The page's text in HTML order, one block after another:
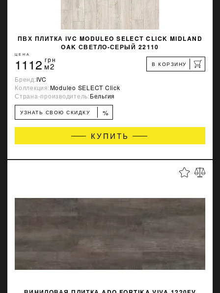
ПВХ ПЛИТКА IVC MODULEO SELECT CLICK MIDLAND
OAK СВЕТЛО-СЕРЫЙ 22110
ЦЕНА
1112 грн
м2 В КОРЗИНУ
Бренд:IVC
Коллекция:Moduleo SELECT Click
Страна-производитель:Бельгия
УЗНАТЬ СВОЮ СКИДКУ %
КУПИТЬ